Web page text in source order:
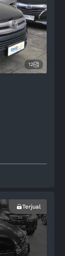
12
Terjual